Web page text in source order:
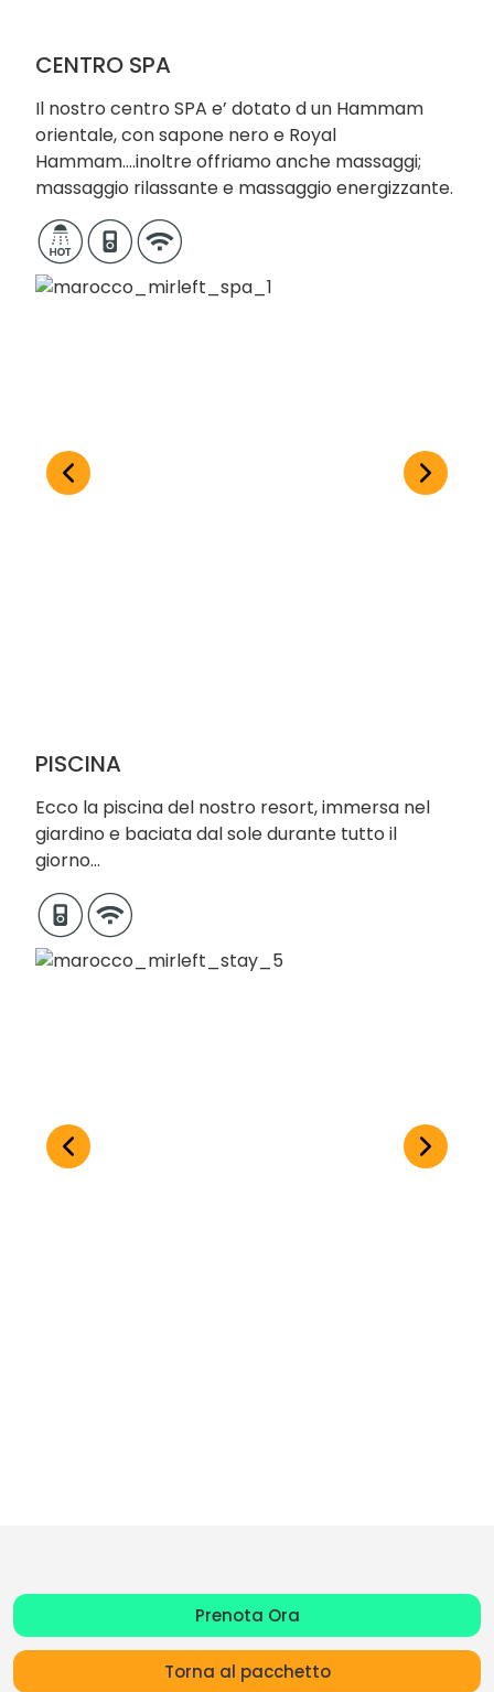
CENTRO SPA
Il nostro centro SPA e’ dotato d un Hammam
orientale, con sapone nero e Royal
Hammam….inoltre offriamo anche massaggi;
massaggio rilassante e massaggio energizzante.
PISCINA
Ecco la piscina del nostro resort, immersa nel
giardino e baciata dal sole durante tutto il
giorno…
Prenota Ora
Torna al pacchetto